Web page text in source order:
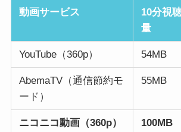
動画サービス
10分視
量
YouTube（360p） 54MB
AbemaTV（通信節約モ
ード）
55MB
ニコニコ動画（360p） 100MB